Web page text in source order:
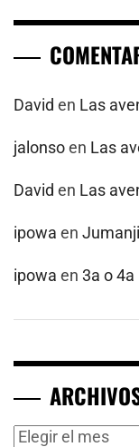
David en Las
jalonsoen Las
David en Las
ipowa en
ipowa en 3a o 4a
Archivos